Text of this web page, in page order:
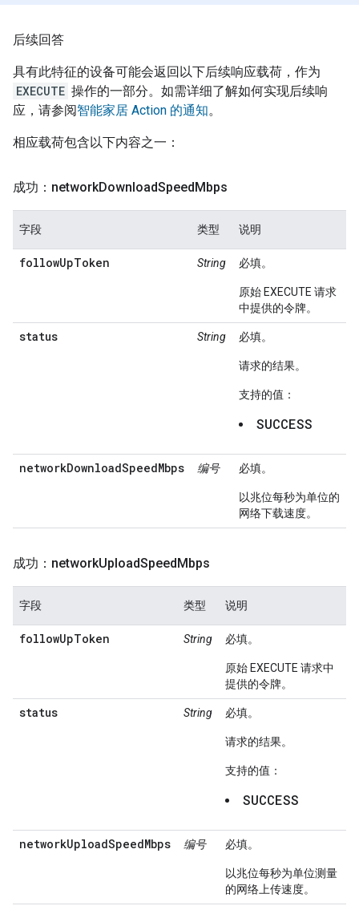
后续回答
具有此特征的设备可能会返回以下后续响应载荷，作为
EXECUTE 操作的一部分。如需详细了解如何实现后续响
应，请参阅智能家居 Action 的通知。
相应载荷包含以下内容之一：
成功：networkDownloadSpeedMbps
字段 类型 说明
followUpToken String 必填。
原始 EXECUTE 请求
中提供的令牌。
status String 必填。
请求的结果。
支持的值：
SUCCESS
networkDownloadSpeedMbps 编号 必填。
以兆位每秒为单位的
网络下载速度。
成功：networkUploadSpeedMbps
字段 类型 说明
followUpToken String 必填。
原始 EXECUTE 请求中
提供的令牌。
status String 必填。
请求的结果。
支持的值：
SUCCESS
networkUploadSpeedMbps 编号 必填。
以兆位每秒为单位测量
的网络上传速度。